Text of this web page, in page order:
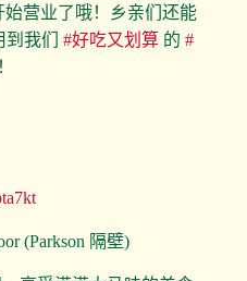
营业了哦！乡亲们还能
我们 #好吃又划算的 #
(Parkson 隔壁)